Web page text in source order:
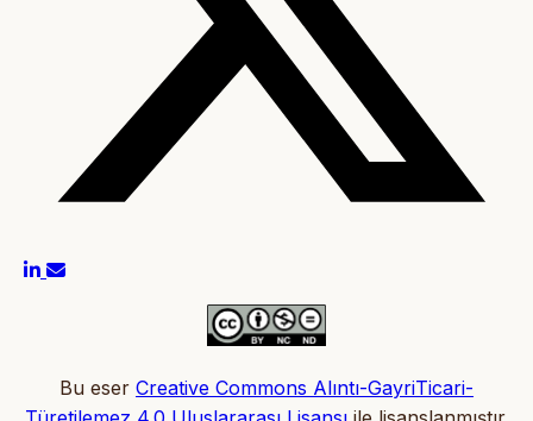
Bu eser Creative Commons Alıntı-GayriTicari-